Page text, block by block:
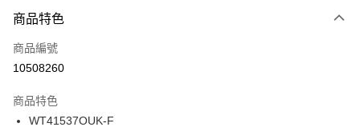
３．安心：先確認商品／服務後，再付款。
【「AFTEE先享後付」結帳流程】
１．於結帳方式選擇「AFTEE先享後付」後，將跳轉至「AFTEE先享後付」
２．訂單成立數日內，您將收到繳費通知簡訊。
３．收到繳費通知簡訊後14天內，點擊此簡訊中的連結，可透過四大超商／
ATM／網路銀行／等多元方式進行付款，方視為交易完成。
每筆NT$100，滿NT$1,500(含以上)免運費
宅配
每筆NT$100，滿NT$1,500(含以上)免運費
付款後門市自取
每筆NT$100，滿NT$1,500(含以上)免運費
商品特色
商品編號
10508260
商品特色
WT41537OUK-F